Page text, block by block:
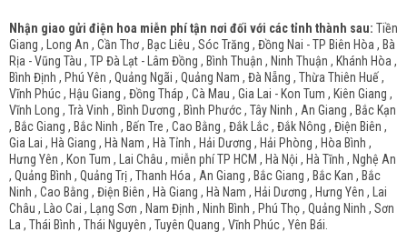
Nhận giao gửi điện hoa miễn phí tận nơi đối với các tỉnh thành sau: Tiền
Giang , Long An , Cần Thơ , Bạc Liêu , Sóc Trăng , Đồng Nai - TP Biên Hòa , Bà
Rịa - Vũng Tàu , TP Đà Lạt - Lâm Đồng , Bình Thuận , Ninh Thuận , Khánh Hòa ,
Bình Định , Phú Yên , Quảng Ngãi , Quảng Nam , Đà Nẵng , Thừa Thiên Huế ,
Vĩnh Phúc , Hậu Giang , Đồng Tháp , Cà Mau , Gia Lai - Kon Tum , Kiên Giang ,
Vĩnh Long , Trà Vinh , Bình Dương , Bình Phước , Tây Ninh , An Giang , Bắc Kạn
, Bắc Giang , Bắc Ninh , Bến Tre , Cao Bằng , Đắk Lắc , Đắk Nông , Điện Biên ,
Gia Lai , Hà Giang , Hà Nam , Hà Tỉnh , Hải Dương , Hải Phòng , Hòa Bình ,
Hưng Yên , Kon Tum , Lai Châu , miễn phí TP HCM , Hà Nội , Hà Tĩnh , Nghệ An
, Quảng Bình , Quảng Trị , Thanh Hóa , An Giang , Bắc Giang , Bắc Kan , Bắc
Ninh , Cao Bằng , Điện Biên , Hà Giang , Hà Nam , Hải Dương , Hưng Yên , Lai
Châu , Lào Cai , Lạng Sơn , Nam Định , Ninh Bình , Phú Thọ , Quảng Ninh , Sơn
La , Thái Bình , Thái Nguyên , Tuyên Quang , Vĩnh Phúc , Yên Bái.